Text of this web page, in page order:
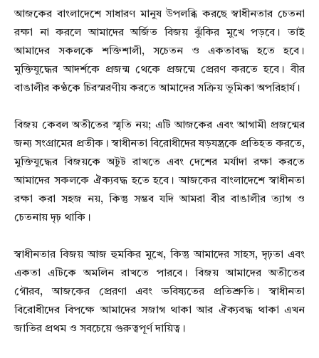
আজকের বাংলাদেশে সাধারণ মানুষ উপলব্ধি করছে স্বাধীনতার চেতনা
রক্ষা না করলে আমাদের অর্জিত বিজয় ঝুঁকির মুখে পড়বে। তাই
আমাদের সকলকে শক্তিশালী, সচেতন ও একতাবদ্ধ হতে হবে।
মুক্তিযুদ্ধের আদর্শকে প্রজন্ম থেকে প্রজন্মে প্রেরণ করতে হবে। বীর
বাঙালীর কণ্ঠকে চিরস্মরণীয় করতে আমাদের সক্রিয় ভূমিকা অপরিহার্য।
বিজয় কেবল অতীতের স্মৃতি নয়; এটি আজকের এবং আগামী প্রজন্মের
জন্য সংগ্রামের প্রতীক। স্বাধীনতা বিরোধীদের ষড়যন্ত্রকে প্রতিহত করতে,
মুক্তিযুদ্ধের বিজয়কে অটুট রাখতে এবং দেশের মর্যাদা রক্ষা করতে
আমাদের সকলকে ঐক্যবদ্ধ হতে হবে। আজকের বাংলাদেশে স্বাধীনতা
রক্ষা করা সহজ নয়, কিন্তু সম্ভব যদি আমরা বীর বাঙালীর ত্যাগ ও
চেতনায় দৃঢ় থাকি।
স্বাধীনতার বিজয় আজ হুমকির মুখে, কিন্তু আমাদের সাহস, দৃঢ়তা এবং
একতা এটিকে অমলিন রাখতে পারবে। বিজয় আমাদের অতীতের
গৌরব, আজকের প্রেরণা এবং ভবিষ্যতের প্রতিশ্রুতি। স্বাধীনতা
বিরোধীদের বিপক্ষে আমাদের সজাগ থাকা আর ঐক্যবদ্ধ থাকা এখন
জাতির প্রথম ও সবচেয়ে গুরুত্বপূর্ণ দায়িত্ব।